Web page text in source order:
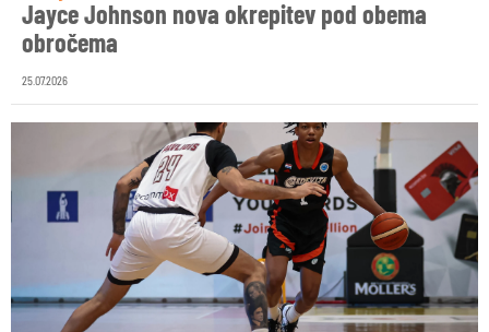
Jayce Johnson nova okrepitev pod obema
obročema
25.07.2026